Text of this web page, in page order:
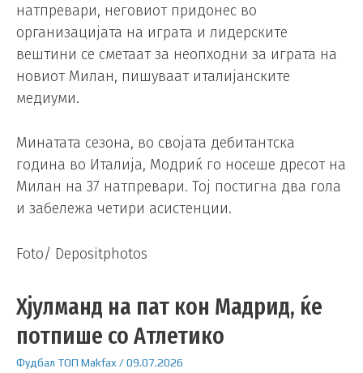
натпревари, неговиот придонес во
организацијата на играта и лидерските
вештини се сметаат за неопходни за играта на
новиот Милан, пишуваат италијанските
медиуми.
Минатата сезона, во својата дебитантска
година во Италија, Модриќ го носеше дресот на
Милан на 37 натпревари. Тој постигна два гола
и забележа четири асистенции.
Foto/ Depositphotos
Хјулманд на пат кон Мадрид, ќе
потпише со Атлетико
Фудбал ТОП Makfax /09.07.2026